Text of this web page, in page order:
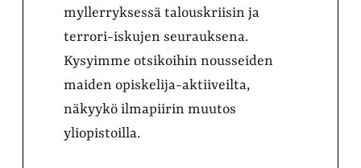
myllerryksessä talouskriisin ja
terrori-iskujen seurauksena.
Kysyimme otsikoihin nousseiden
maiden opiskelija-aktiiveilta,
näkyykö ilmapiirin muutos
yliopistoilla.